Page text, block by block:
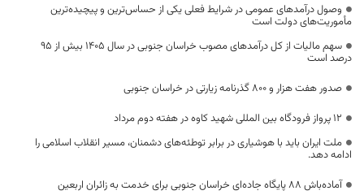
وصول درآمدهای عمومی در شرایط فعلی یکی از حساس‌ترین و پیچیده‌ترین
مأموریت‌های دولت است
سهم مالیات از کل درآمدهای مصوب خراسان جنوبی در سال ۱۴۰۵ بیش از ۹۵
درصد است
صدور هفت هزار و ۸۰۰ گذرنامه زیارتی در خراسان جنوبی
۱۲ پرواز فرودگاه بین المللی شهید کاوه در هفته دوم مرداد
ملت ایران باید با هوشیاری در برابر توطئه‌های دشمنان، مسیر انقلاب اسلامی را
ادامه دهد.
آماده‌باش ۸۸ پایگاه جاده‌ای خراسان جنوبی برای خدمت به زائران اربعین